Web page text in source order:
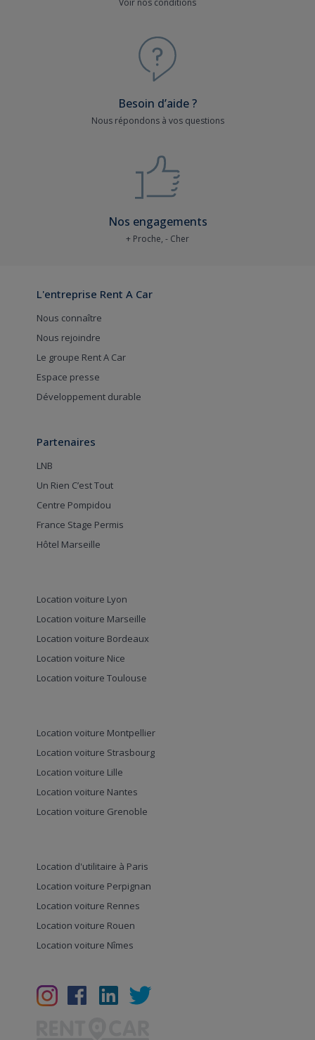
Voir nos conditions
Besoin d’aide ?
Nous répondons à vos questions
Nos engagements
+ Proche, - Cher
L'entreprise Rent A Car
Nous connaître
Nous rejoindre
Le groupe Rent A Car
Espace presse
Développement durable
Partenaires
LNB
Un Rien C’est Tout
Centre Pompidou
France Stage Permis
Hôtel Marseille
Location voiture Lyon
Location voiture Marseille
Location voiture Bordeaux
Location voiture Nice
Location voiture Toulouse
Location voiture Montpellier
Location voiture Strasbourg
Location voiture Lille
Location voiture Nantes
Location voiture Grenoble
Location d'utilitaire à Paris
Location voiture Perpignan
Location voiture Rennes
Location voiture Rouen
Location voiture Nîmes